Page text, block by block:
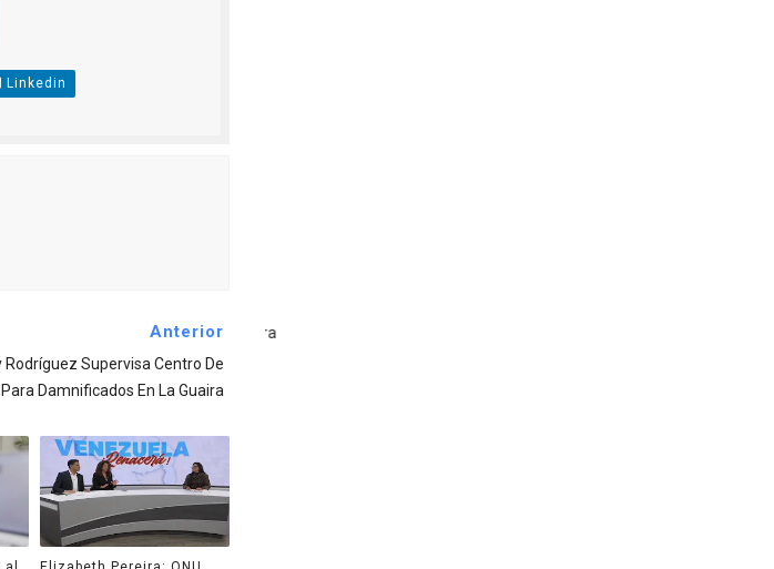
Linkedin
Anterior
Rodríguez Supervisa Centro De
Damnificados En La Guaira